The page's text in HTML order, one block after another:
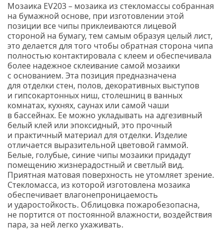
Мозаика EV203 – мозаика из стекломассы собранная
на бумажной основе, при изготовлении этой
позиции все чипы приклеиваются лицевой
стороной на бумагу, тем самым образуя целый лист,
это делается для того чтобы обратная сторона чипа
полностью контактировала с клеем и обеспечивала
более надежное склеивание самой мозаики
с основанием. Эта позиция предназначена
для отделки стен, полов, декоративных выступов
и гипсокартонных ниш, столешниц в ванных
комнатах, кухнях, саунах или самой чаши
в бассейнах. Ее можно укладывать на адгезивный
белый клей или эпоксидный, это прочный
и практичный материал для отделки. Изделие
отличается выразительной цветовой гаммой.
Белые, голубые, синие чипы мозаики придадут
помещению жизнерадостный и светлый вид.
Приятная матовая поверхность не утомляет зрение.
Стекломасса, из которой изготовлена мозаика
обеспечивает влагонепроницаемость
и ударостойкость. Облицовка пожаробезопасна,
не портится от постоянной влажности, воздействия
пара, за ней легко ухаживать.